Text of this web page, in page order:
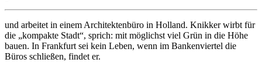
und arbeitet in einem Architektenbüro in Holland. Knikker wirbt für
die „kompakte Stadt“, sprich: mit möglichst viel Grün in die Höhe
bauen. In Frankfurt sei kein Leben, wenn im Bankenviertel die
Büros schließen, findet er.